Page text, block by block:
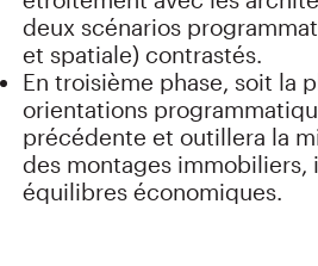
deux scénarios
et spatiale) contrastés.
En troisième phase, soit la
orientations
précédente et outillera la
des montages
équilibres économiques.